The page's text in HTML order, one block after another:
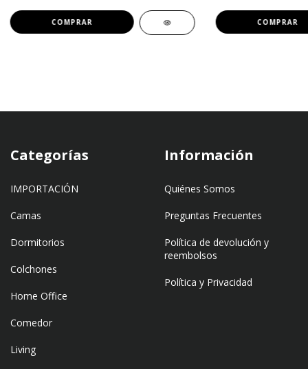
COMPRAR
Categorías
IMPORTACIÓN
Camas
Dormitorios
Colchones
Home Office
Comedor
Living
Información
Quiénes Somos
Preguntas Frecuentes
Política de devolución y
reembolsos
Política y Privacidad